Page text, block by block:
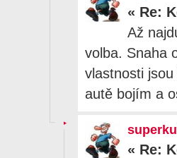
« Re:
Až
volba. Snaha
vlastnosti
autě bojím a
« Re: